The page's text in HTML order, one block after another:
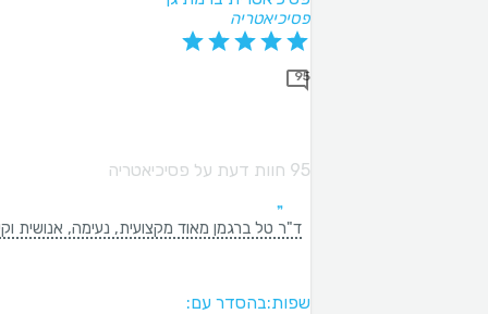
פסיכיאטריה
95
95 חוות דעת על פסיכיאטריה
ד"ר טל ברגמן מאוד מקצועית, נעימה, אנושית
שפות:בהסדר עם: